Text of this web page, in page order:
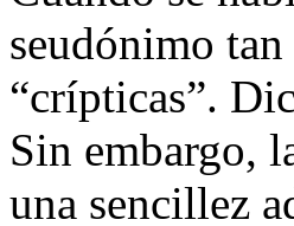
seudónimo
“crípticas”.
Sin embargo,
una sencillez